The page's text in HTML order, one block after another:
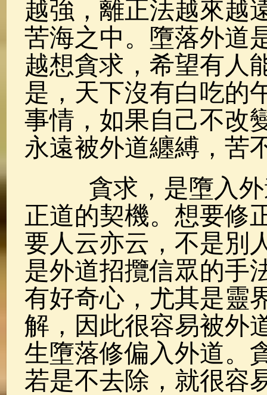
越強，離正法越來越
苦海之中。墮落外道
越想貪求，希望有人
是，天下沒有白吃的
事情，如果自己不改
永遠被外道纏縛，苦
貪求，是墮入外
正道的契機。想要修
要人云亦云，不是別
是外道招攬信眾的手
有好奇心，尤其是靈
解，因此很容易被外
生墮落修偏入外道。
若是不去除，就很容